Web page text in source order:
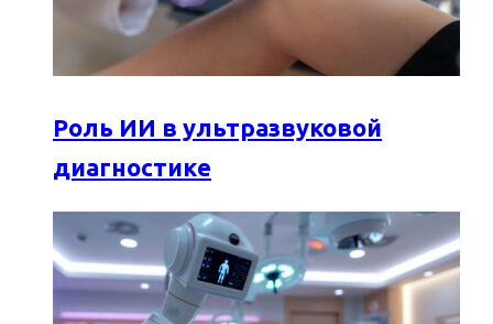
Роль ИИ в ультразвуковой
диагностике